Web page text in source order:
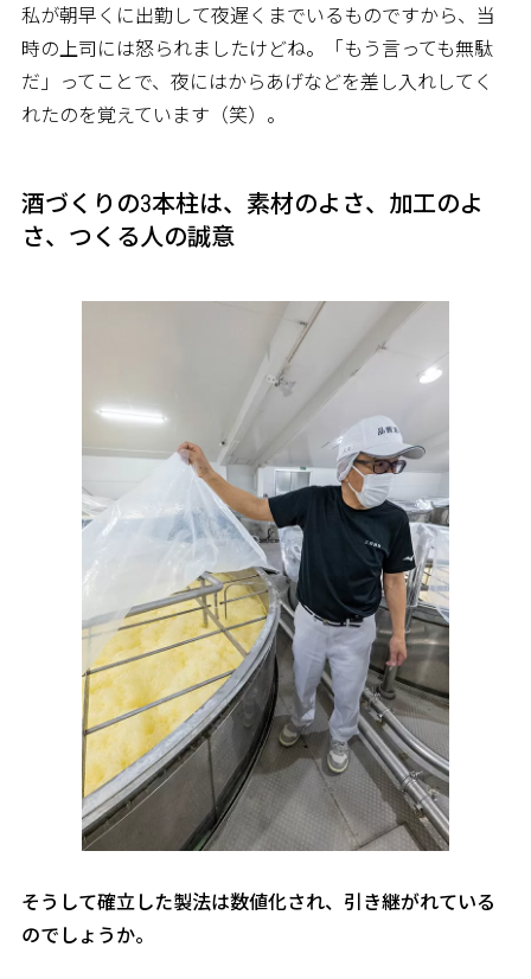
私が朝早くに出勤して夜遅くまでいるものですから、当
時の上司には怒られましたけどね。「もう言っても無駄
だ」ってことで、夜にはからあげなどを差し入れしてく
れたのを覚えています（笑）。
酒づくりの3本柱は、素材のよさ、加工のよ
さ、つくる人の誠意
――そうして確立した製法は数値化され、引き継がれている
のでしょうか。